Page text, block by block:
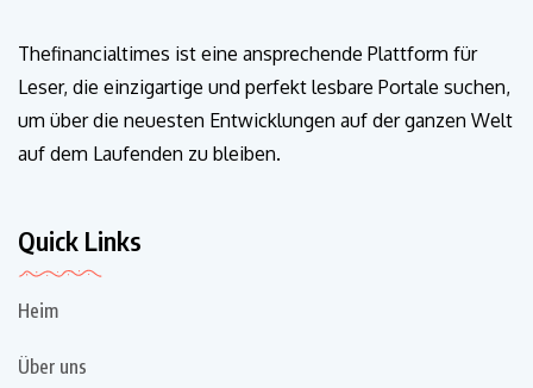
Thefinancialtimes ist eine ansprechende Plattform für
Leser, die einzigartige und perfekt lesbare Portale suchen,
um über die neuesten Entwicklungen auf der ganzen Welt
auf dem Laufenden zu bleiben.
Quick Links
Heim
Über uns